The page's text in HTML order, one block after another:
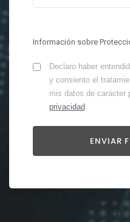
Información sobre
Declaro haber
y consiento el
mis datos de carácter
privacidad.